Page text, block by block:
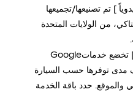
] تم تصنيعها/تجميعها
من الولايات المتحدة
[تنويه Google built-in] تخضع خدماتGoogle
مدى توفرها حسب السيارة
والموقع. حدد باقة الخدمة